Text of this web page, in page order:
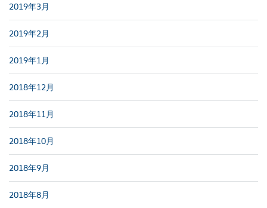
2019年3月
2019年2月
2019年1月
2018年12月
2018年11月
2018年10月
2018年9月
2018年8月